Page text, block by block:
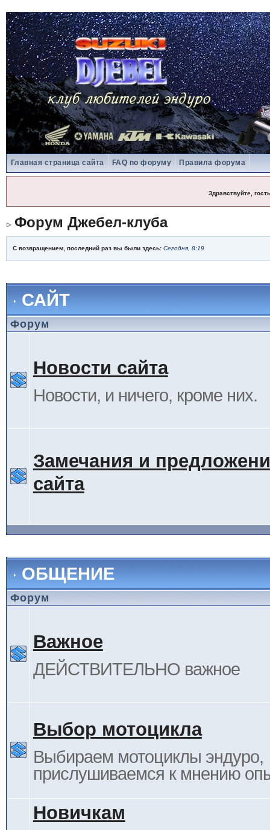
Главная страница сайта FAQ по форуму Правила форума
Здравствуйте, гость
Форум Джебел-клуба
С возвращением, последний раз вы были здесь: Сегодня, 8:19
САЙТ
Форум
Новости сайта
Новости, и ничего, кроме них.
Замечания и
сайта
ОБЩЕНИЕ
Форум
Важное
ДЕЙСТВИТЕЛЬНО важное
Выбор мотоцикла
Выбираем мотоциклы эндуро,
прислушиваемся к мнению
Новичкам